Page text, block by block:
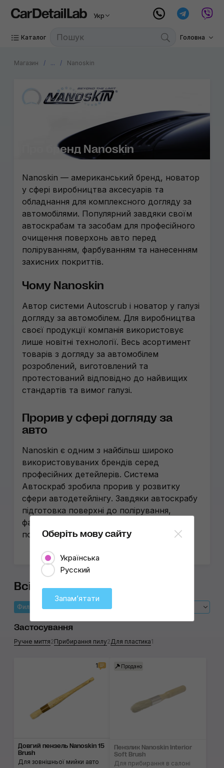
Укр
Каталог Головна
Магазин ... Nanoskin
Про бренд Nanoskin
Nanoskin — американський бренд, новатор
у сфері виробництва аксесуарів та
обладнання для комплексного догляду за
автомобілями. Популярний завдяки своїм
автоскрабам та засобам для професійного
очищення поверхонь авто перед
поліруванням, фарбуванням та нанесенням
захисних покриттів.
Чому Nanoskin
Автор системи Autoscrub і новатор у галузі
догляду за автомобілем. Для виробництва
своєї продукції компанія використовує
лише новітні технології. Весь асортимент
товарів з догляду за автомобілем
розроблений, виготовлений та
протестований відповідно до найвищих
стандартів та вимог галузі.
Прорив у сфері догляду за
авто
Nanoskin є одним з найбільш широко
використовуваних брендів серед
професійних детейлерів. Система
Автоскраб зробила прорив у розвитку
сфери автодетейлінгу. Завдяки автоскрабу
підготовка поверхні до полірування,
фарбування або нанесення захисних
покриттів стала набагато ефективнішою.
Всі товари Nanoskin
Фильтры
Застосування
Ручне миття2Прибирання пилу2Для пластика1
1
Довгий пензель Nanoskin 15
Brush
Для зовнішньої мийки авто
Продано
Пензлик Nanoskin Interior
Soft Brush
Для прибирання в салоні
Оберіть мову сайту
Українська
Русский
Запамʼятати